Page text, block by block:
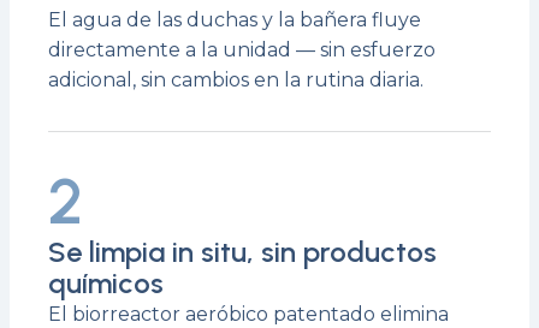
El agua de las duchas y la bañera fluye
directamente a la unidad — sin esfuerzo
adicional, sin cambios en la rutina diaria.
2
Se limpia in situ, sin productos
químicos
El biorreactor aeróbico patentado elimina